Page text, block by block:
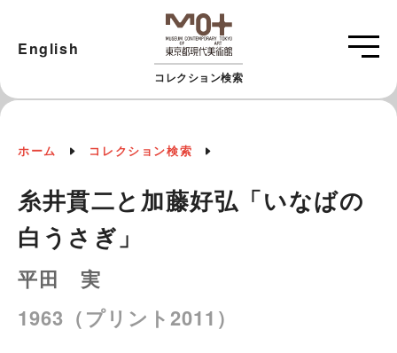
コレクション検索
English
ホーム コレクション検索
糸井貫二と加藤好弘「いなばの
白うさぎ」
平田 実
1963（プリント2011）